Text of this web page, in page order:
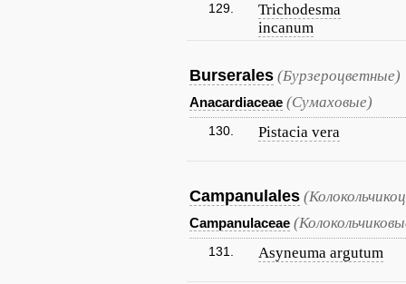
129.
Trichodesma
incanum
Burserales (Бурзероцветные)
Anacardiaceae (Сумаховые)
130. Pistacia vera
Campanulales
Campanulaceae
131. Asyneuma argutum